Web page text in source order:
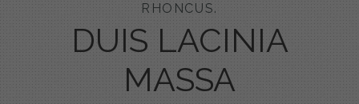
RHONCUS.
DUIS LACINIA
MASSA